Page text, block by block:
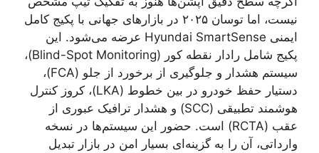
نیست، اما توسان ۲۰۲۵ در بازارهای جهانی با پکیج کامل
ایمنی Hyundai SmartSense عرضه می‌شود. این
پکیج شامل رادار نقطه کور (Blind-Spot Monitoring)،
سیستم هشدار و جلوگیری از برخورد از جلو (FCA)،
دستیار حفظ خودرو در بین خطوط (LKA)، کروز کنترل
هوشمند تطبیقی (SCC) و هشدار ترافیک عبوری از
عقب (RCTA) است. حضور این سیستم‌ها در نسخه
وارداتی، آن را به گزینه‌ای بسیار امن در بازار تبدیل